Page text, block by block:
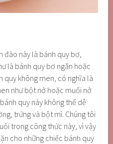
đào này là bánh quy bơ,
là bánh quy bơ ngắn hoặc
quy không men, có nghĩa là
như bột nở hoặc muối nở
quy này không thể dễ
trứng và bột mì. Chúng tôi
trong công thức này, vì vậy
cho những chiếc bánh quy